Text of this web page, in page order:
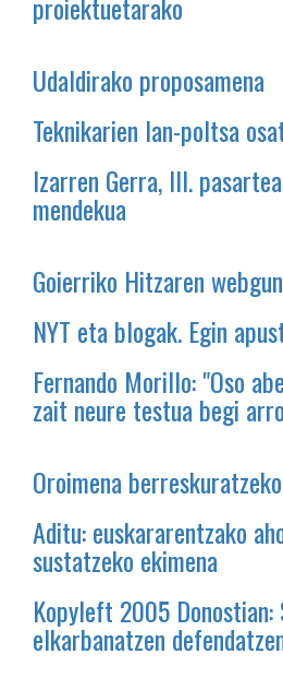
Udaldirako proposamena
Teknikarien lan-poltsa
Izarren Gerra, III.
mendekua
Goierriko Hitzaren
NYT eta blogak. Egin
Fernando Morillo: "Oso
zait neure testua begi
Oroimena
Aditu: euskararentzako
sustatzeko ekimena
Kopyleft 2005 Donostian:
elkarbanatzen